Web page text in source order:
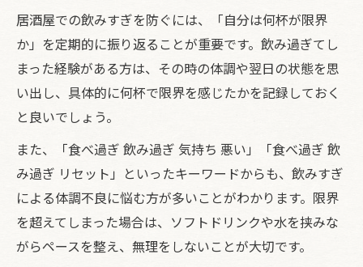
居酒屋での飲みすぎを防ぐには、「自分は何杯が限界
か」を定期的に振り返ることが重要です。飲み過ぎてし
まった経験がある方は、その時の体調や翌日の状態を思
い出し、具体的に何杯で限界を感じたかを記録しておく
と良いでしょう。
また、「食べ過ぎ 飲み過ぎ 気持ち 悪い」「食べ過ぎ 飲
み過ぎ リセット」といったキーワードからも、飲みすぎ
による体調不良に悩む方が多いことがわかります。限界
を超えてしまった場合は、ソフトドリンクや水を挟みな
がらペースを整え、無理をしないことが大切です。